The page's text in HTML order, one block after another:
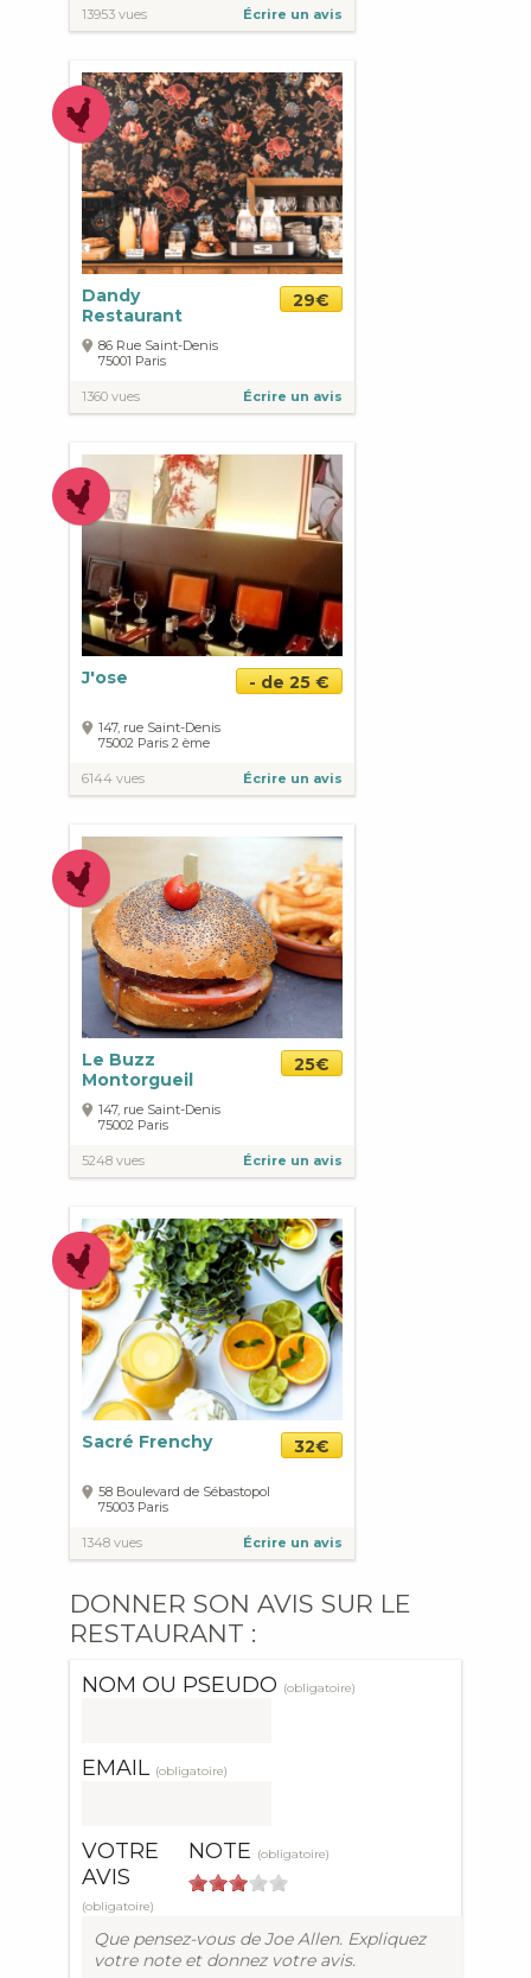
13953 vues Écrire un avis
Dandy
Restaurant
29€
86 Rue Saint-Denis
75001 Paris
1360 vues Écrire un avis
J'ose - de 25 €
147, rue Saint-Denis
75002 Paris 2 ème
6144 vues Écrire un avis
Le Buzz
Montorgueil
25€
147, rue Saint-Denis
75002 Paris
5248 vues Écrire un avis
Sacré Frenchy 32€
58 Boulevard de Sébastopol
75003 Paris
1348 vues Écrire un avis
DONNER SON AVIS SUR LE
RESTAURANT :
NOM OU PSEUDO (obligatoire)
EMAIL (obligatoire)
NOTE (obligatoire)
VOTRE
AVIS
(obligatoire)